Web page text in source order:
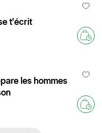
t'écrit
les hommes